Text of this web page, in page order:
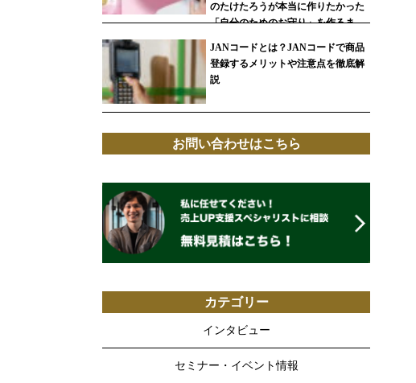
のたけたろうが本当に作りたかった
「自分のためのお守り」を作るま
JANコードとは？JANコードで商品
登録するメリットや注意点を徹底解
説
お問い合わせはこちら
カテゴリー
インタビュー
セミナー・イベント情報